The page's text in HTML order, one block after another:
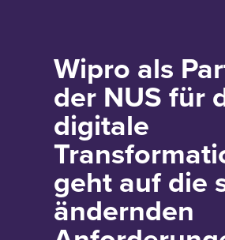
Wipro als
der NUS für
digitale
geht auf die
ändernden